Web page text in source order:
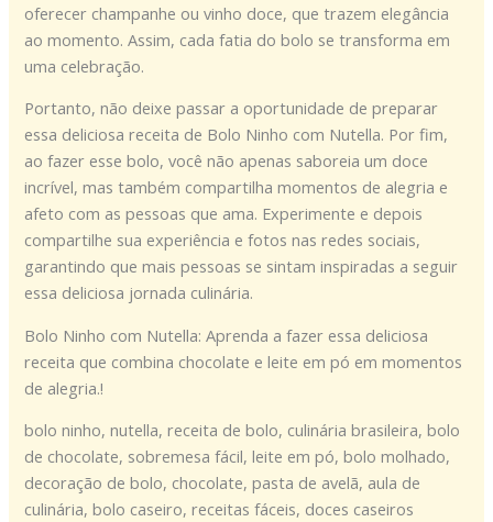
oferecer champanhe ou vinho doce, que trazem elegância
ao momento. Assim, cada fatia do bolo se transforma em
uma celebração.
Portanto, não deixe passar a oportunidade de preparar
essa deliciosa receita de Bolo Ninho com Nutella. Por fim,
ao fazer esse bolo, você não apenas saboreia um doce
incrível, mas também compartilha momentos de alegria e
afeto com as pessoas que ama. Experimente e depois
compartilhe sua experiência e fotos nas redes sociais,
garantindo que mais pessoas se sintam inspiradas a seguir
essa deliciosa jornada culinária.
Bolo Ninho com Nutella: Aprenda a fazer essa deliciosa
receita que combina chocolate e leite em pó em momentos
de alegria.!
bolo ninho, nutella, receita de bolo, culinária brasileira, bolo
de chocolate, sobremesa fácil, leite em pó, bolo molhado,
decoração de bolo, chocolate, pasta de avelã, aula de
culinária, bolo caseiro, receitas fáceis, doces caseiros